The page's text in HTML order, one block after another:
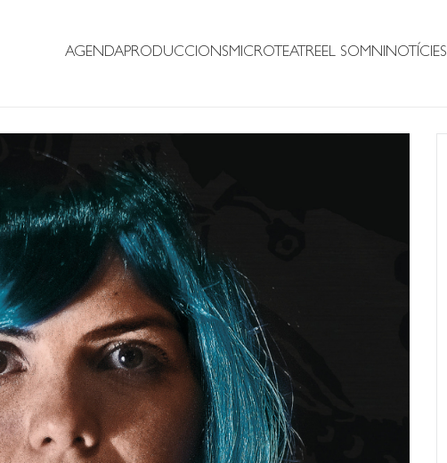
AGENDAPRODUCCIONSMICROTEATREEL SOMNINOTÍCIES